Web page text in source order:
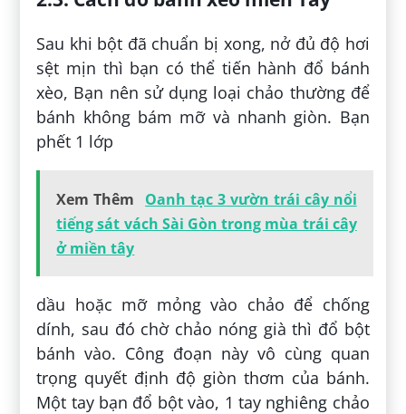
Sau khi bột đã chuẩn bị xong, nở đủ độ hơi
sệt mịn thì bạn có thể tiến hành đổ bánh
xèo, Bạn nên sử dụng loại chảo thường để
bánh không bám mỡ và nhanh giòn. Bạn
phết 1 lớp
Xem Thêm
Oanh tạc 3 vườn trái cây nổi
tiếng sát vách Sài Gòn trong mùa trái cây
ở miền tây
dầu hoặc mỡ mỏng vào chảo để chống
dính, sau đó chờ chảo nóng già thì đổ bột
bánh vào. Công đoạn này vô cùng quan
trọng quyết định độ giòn thơm của bánh.
Một tay bạn đổ bột vào, 1 tay nghiêng chảo